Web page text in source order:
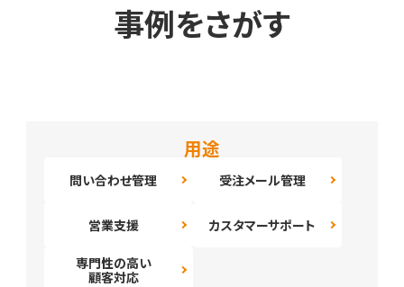
事例をさがす
用途
問い合わせ管理 受注メール管理
営業支援 カスタマーサポート
専門性の高い
顧客対応